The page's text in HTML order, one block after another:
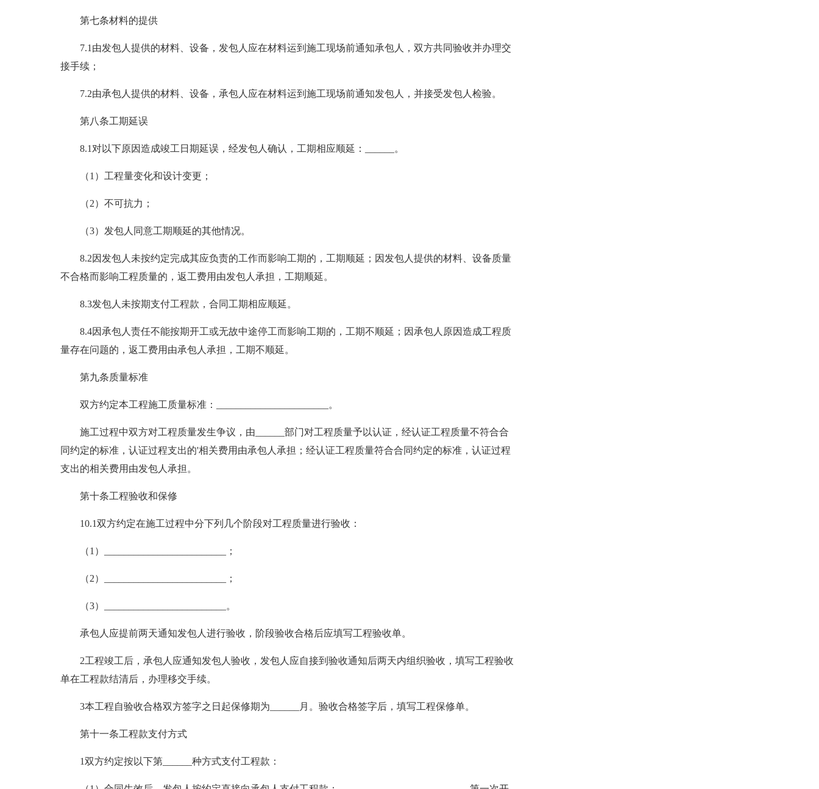
第七条材料的提供
7.1由发包人提供的材料、设备，发包人应在材料运到施工现场前通知承包人，双方共同验收并办理交
接手续；
7.2由承包人提供的材料、设备，承包人应在材料运到施工现场前通知发包人，并接受发包人检验。
第八条工期延误
8.1对以下原因造成竣工日期延误，经发包人确认，工期相应顺延：______。
（1）工程量变化和设计变更；
（2）不可抗力；
（3）发包人同意工期顺延的其他情况。
8.2因发包人未按约定完成其应负责的工作而影响工期的，工期顺延；因发包人提供的材料、设备质量
不合格而影响工程质量的，返工费用由发包人承担，工期顺延。
8.3发包人未按期支付工程款，合同工期相应顺延。
8.4因承包人责任不能按期开工或无故中途停工而影响工期的，工期不顺延；因承包人原因造成工程质
量存在问题的，返工费用由承包人承担，工期不顺延。
第九条质量标准
双方约定本工程施工质量标准：_______________________。
施工过程中双方对工程质量发生争议，由______部门对工程质量予以认证，经认证工程质量不符合合
同约定的标准，认证过程支出的'相关费用由承包人承担；经认证工程质量符合合同约定的标准，认证过程
支出的相关费用由发包人承担。
第十条工程验收和保修
10.1双方约定在施工过程中分下列几个阶段对工程质量进行验收：
（1）_________________________；
（2）_________________________；
（3）_________________________。
承包人应提前两天通知发包人进行验收，阶段验收合格后应填写工程验收单。
2工程竣工后，承包人应通知发包人验收，发包人应自接到验收通知后两天内组织验收，填写工程验收
单在工程款结清后，办理移交手续。
3本工程自验收合格双方签字之日起保修期为______月。验收合格签字后，填写工程保修单。
第十一条工程款支付方式
1双方约定按以下第______种方式支付工程款：